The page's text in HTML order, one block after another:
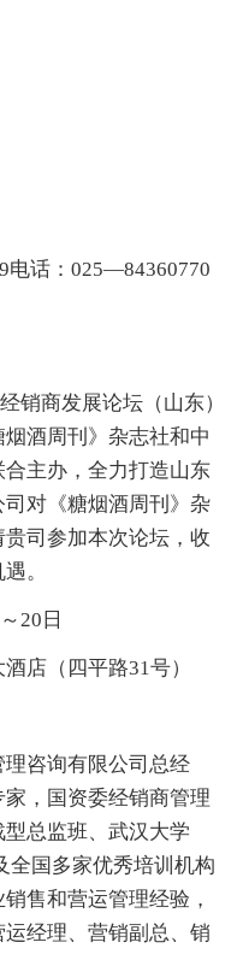
电话：025—84360770
销商发展论坛（山东）
酒周刊》杂志社和中
主办，全力打造山东
对《糖烟酒周刊》杂
司参加本次论坛，收
。
20日
店（四平路31号）
咨询有限公司总经
，国资委经销商管理
总监班、武汉大学
全国多家优秀培训机构
售和营运管理经验，
经理、营销副总、销